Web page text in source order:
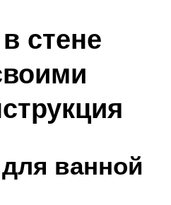
стене
ванной